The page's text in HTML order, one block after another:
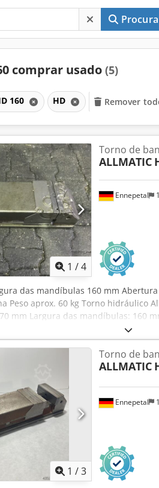
comprar usado (5)
160 HD Remover
1 /4
Ennepetal
Torno de
ALLMATIC
das mandíbulas 160 mm
Peso aprox. 60 kg Torno hidráulico
mm Largura das mandíbulas: 160
1 /3
Ennepetal
Torno de
ALLMATIC